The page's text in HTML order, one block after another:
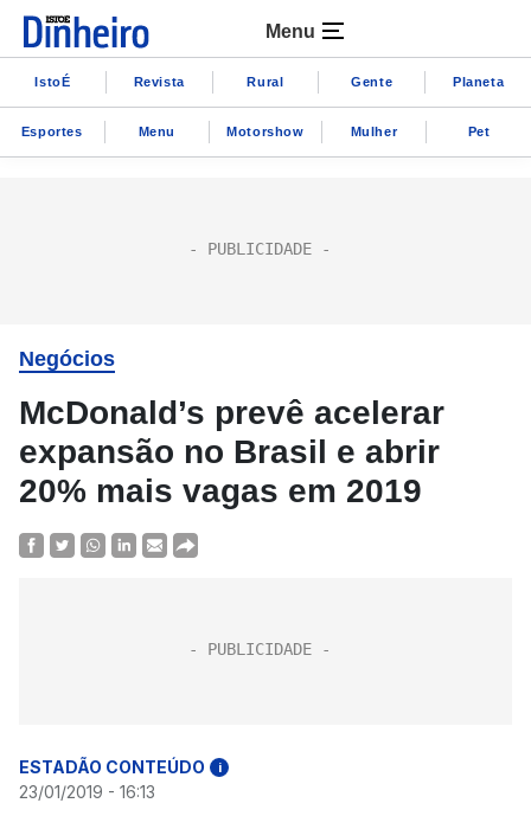
Menu
IstoÉ Revista Rural Gente Planeta
Esportes Menu Motorshow Mulher Pet
Negócios
McDonald’s prevê acelerar
expansão no Brasil e abrir
20% mais vagas em 2019
ESTADÃO CONTEÚDO i
23/01/2019 - 16:13